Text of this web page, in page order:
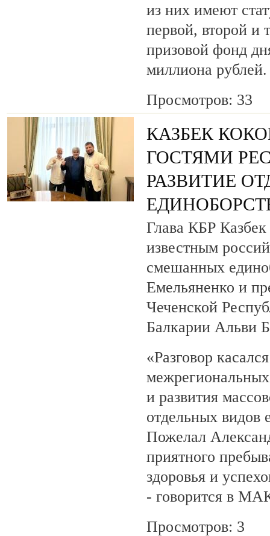
из них имеют
первой, второй и
призовой фонд
миллиона рублей.
Просмотров: 33
КАЗБЕК
ГОСТЯМИ
РАЗВИТИЕ
Глава КБР Казбек
известным
смешанных
Емельяненко и
Чеченской
Балкарии Альви
«Разговор
и развития
отдельных видов
Пожелал
приятного
здоровья и
- говорится в
Просмотров: 3